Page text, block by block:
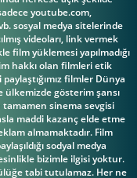
youtube.com,
sosyal medya sitelerinde
videoları, link vermek
film yüklemesi yapılmadığı
hakkı olan filmleri etik
filmler Dünya
ülkemizde gösterim şansı
tamamen sinema sevgisi
maddi kazanç elde etme
almamaktadır. Film
sodyal medya
bizimle ilgisi yoktur.
tabi tutulamaz. Her ne